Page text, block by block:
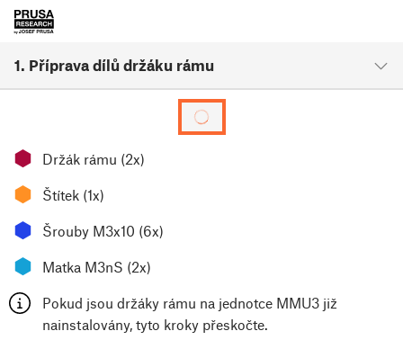
1. Příprava dílů držáku rámu
⬢ Držák rámu (2x)
⬢ Štítek (1x)
⬢ Šrouby M3x10 (6x)
⬢ Matka M3nS (2x)
Pokud jsou držáky rámu na jednotce MMU3 již
nainstalovány, tyto kroky přeskočte.